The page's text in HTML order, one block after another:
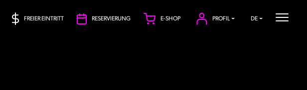
FREIER EINTRITT RESERVIERUNG E-SHOP PROFIL DE